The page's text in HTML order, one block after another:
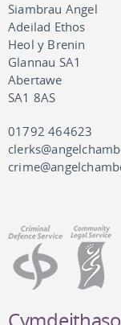
Siambrau Angel
Adeilad Ethos
Heol y Brenin
Glannau SA1
Abertawe
SA1 8AS
01792 464623